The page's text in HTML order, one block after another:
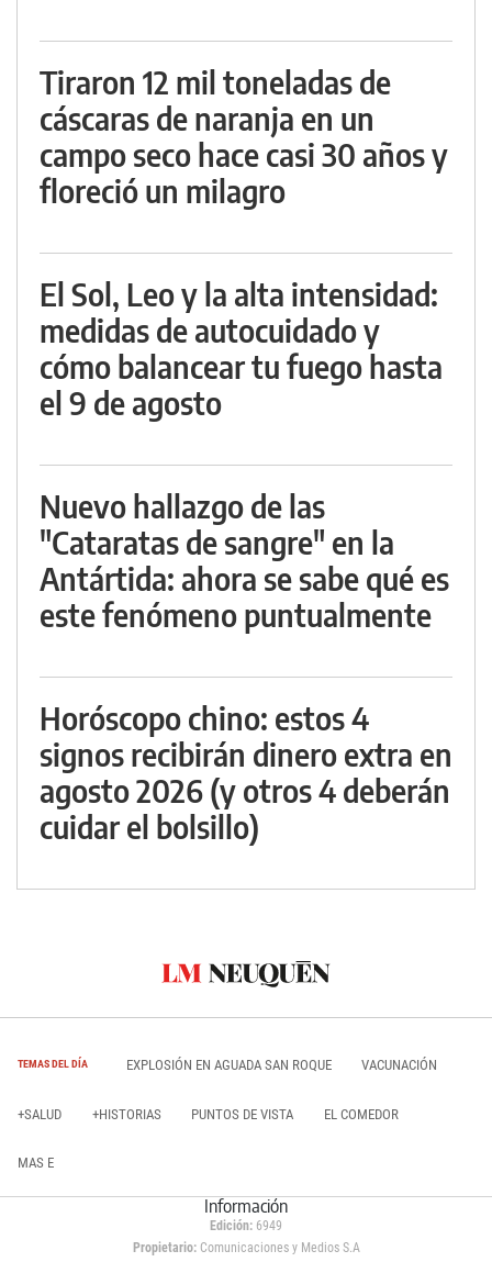
Tiraron 12 mil toneladas de
cáscaras de naranja en un
campo seco hace casi 30 años y
floreció un milagro
El Sol, Leo y la alta intensidad:
medidas de autocuidado y
cómo balancear tu fuego hasta
el 9 de agosto
Nuevo hallazgo de las
"Cataratas de sangre" en la
Antártida: ahora se sabe qué es
este fenómeno puntualmente
Horóscopo chino: estos 4
signos recibirán dinero extra en
agosto 2026 (y otros 4 deberán
cuidar el bolsillo)
TEMAS DEL DÍA EXPLOSIÓN EN AGUADA SAN ROQUE VACUNACIÓN
+SALUD +HISTORIAS PUNTOS DE VISTA EL COMEDOR
MAS E
Información
Edición: 6949
Propietario:Comunicaciones y Medios S.A